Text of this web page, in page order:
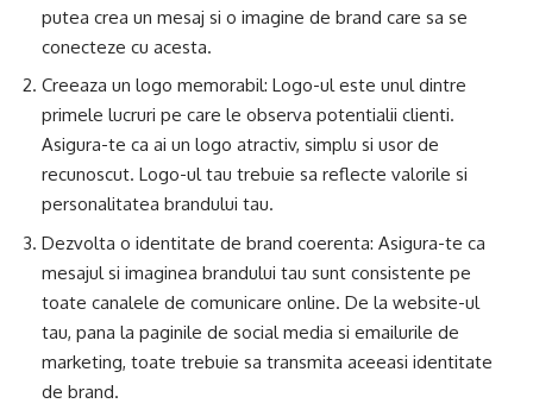
putea crea un mesaj si o imagine de brand care sa se
conecteze cu acesta.
Creeaza un logo memorabil: Logo-ul este unul dintre
primele lucruri pe care le observa potentialii clienti.
Asigura-te ca ai un logo atractiv, simplu si usor de
recunoscut. Logo-ul tau trebuie sa reflecte valorile si
personalitatea brandului tau.
Dezvolta o identitate de brand coerenta: Asigura-te ca
mesajul si imaginea brandului tau sunt consistente pe
toate canalele de comunicare online. De la website-ul
tau, pana la paginile de social media si emailurile de
marketing, toate trebuie sa transmita aceeasi identitate
de brand.